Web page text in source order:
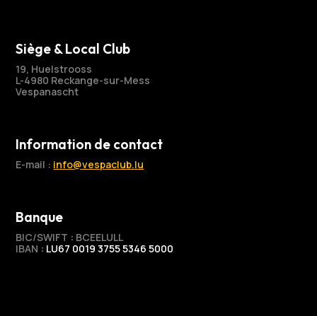
Siège & Local Club
19, Huelstrooss
L-4980 Reckange-sur-Mess
Vespanascht
Information de contact
E-mail : info@vespaclub.lu
Banque
BIC/SWIFT : BCEELULL
IBAN : LU67 0019 3755 5346 5000